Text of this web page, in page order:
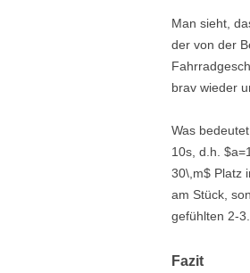
Man sieht,
der von der
brav wieder
Was
10s, d.h.
30\,m$ Platz
am Stück,
gefühlten 2-3.
Fazit